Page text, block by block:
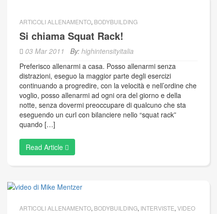
ARTICOLI ALLENAMENTO, BODYBUILDING
Si chiama Squat Rack!
03 Mar 2011 By: highintensityitalia
Preferisco allenarmi a casa. Posso allenarmi senza
distrazioni, eseguo la maggior parte degli esercizi
continuando a progredire, con la velocità e nell’ordine che
voglio, posso allenarmi ad ogni ora del giorno e della
notte, senza dovermi preoccupare di qualcuno che sta
eseguendo un curl con bilanciere nello “squat rack”
quando […]
Read Article
ARTICOLI ALLENAMENTO, BODYBUILDING, INTERVISTE, VIDEO